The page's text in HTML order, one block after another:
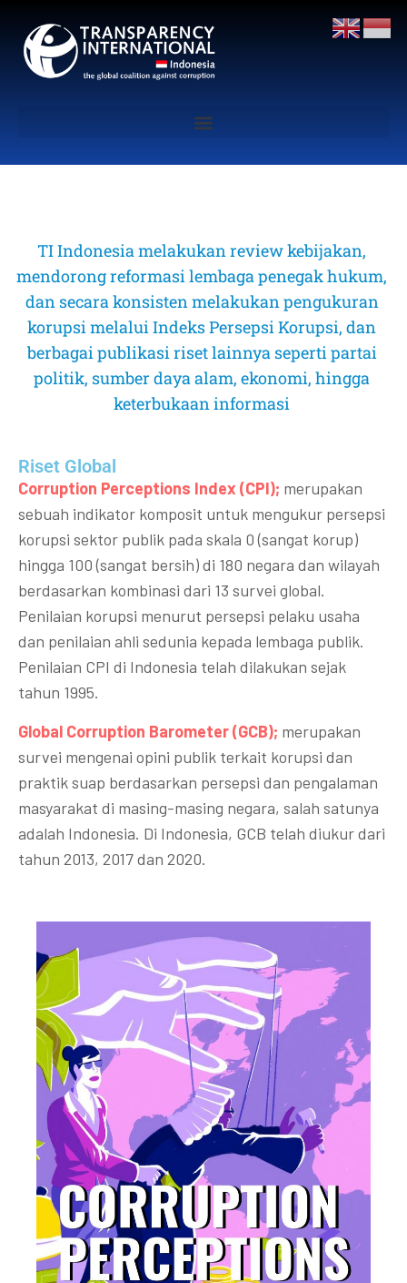
TI Indonesia melakukan review kebijakan,
mendorong reformasi lembaga penegak hukum,
dan secara konsisten melakukan pengukuran
korupsi melalui Indeks Persepsi Korupsi, dan
berbagai publikasi riset lainnya seperti partai
politik, sumber daya alam, ekonomi, hingga
keterbukaan informasi
Riset Global​
Corruption Perceptions Index (CPI); merupakan
sebuah indikator komposit untuk mengukur persepsi
korupsi sektor publik pada skala 0 (sangat korup)
hingga 100 (sangat bersih) di 180 negara dan wilayah
berdasarkan kombinasi dari 13 survei global.
Penilaian korupsi menurut persepsi pelaku usaha
dan penilaian ahli sedunia kepada lembaga publik.
Penilaian CPI di Indonesia telah dilakukan sejak
tahun 1995.
Global Corruption Barometer (GCB); merupakan
survei mengenai opini publik terkait korupsi dan
praktik suap berdasarkan persepsi dan pengalaman
masyarakat di masing-masing negara, salah satunya
adalah Indonesia. Di Indonesia, GCB telah diukur dari
tahun 2013, 2017 dan 2020.